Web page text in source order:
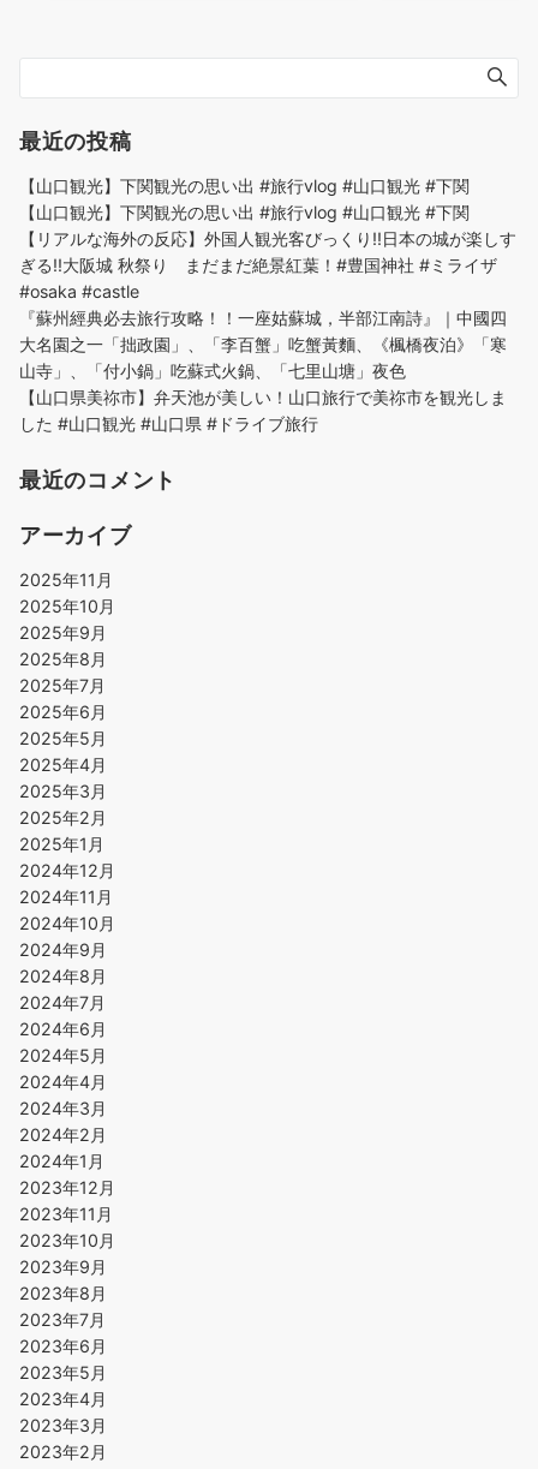
最近の投稿
【山口観光】下関観光の思い出 #旅行vlog #山口観光 #下関
【山口観光】下関観光の思い出 #旅行vlog #山口観光 #下関
【リアルな海外の反応】外国人観光客びっくり!!日本の城が楽しす
ぎる!!大阪城 秋祭り まだまだ絶景紅葉！#豊国神社 #ミライザ
#osaka #castle
『蘇州經典必去旅行攻略！！一座姑蘇城，半部江南詩』｜中國四
大名園之一「拙政園」、「李百蟹」吃蟹黃麵、《楓橋夜泊》「寒
山寺」、「付小鍋」吃蘇式火鍋、「七里山塘」夜色
【山口県美祢市】弁天池が美しい！山口旅行で美祢市を観光しま
した #山口観光 #山口県 #ドライブ旅行
最近のコメント
アーカイブ
2025年11月
2025年10月
2025年9月
2025年8月
2025年7月
2025年6月
2025年5月
2025年4月
2025年3月
2025年2月
2025年1月
2024年12月
2024年11月
2024年10月
2024年9月
2024年8月
2024年7月
2024年6月
2024年5月
2024年4月
2024年3月
2024年2月
2024年1月
2023年12月
2023年11月
2023年10月
2023年9月
2023年8月
2023年7月
2023年6月
2023年5月
2023年4月
2023年3月
2023年2月